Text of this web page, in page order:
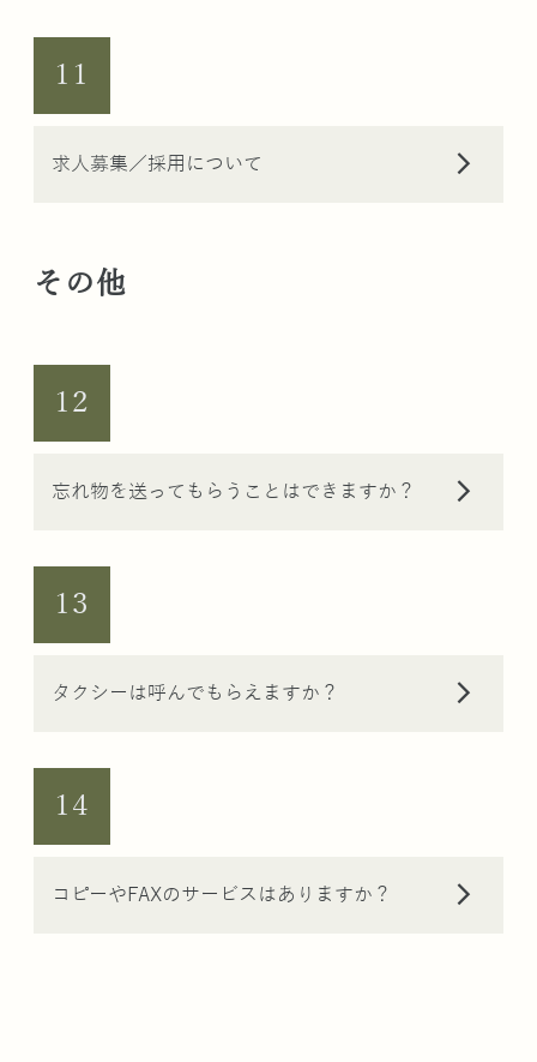
11
求人募集／採用について arrow_forward_ios
その他
12
忘れ物を送ってもらうことはできますか？ arrow_forward_ios
13
タクシーは呼んでもらえますか？ arrow_forward_ios
14
コピーやFAXのサービスはありますか？ arrow_forward_ios